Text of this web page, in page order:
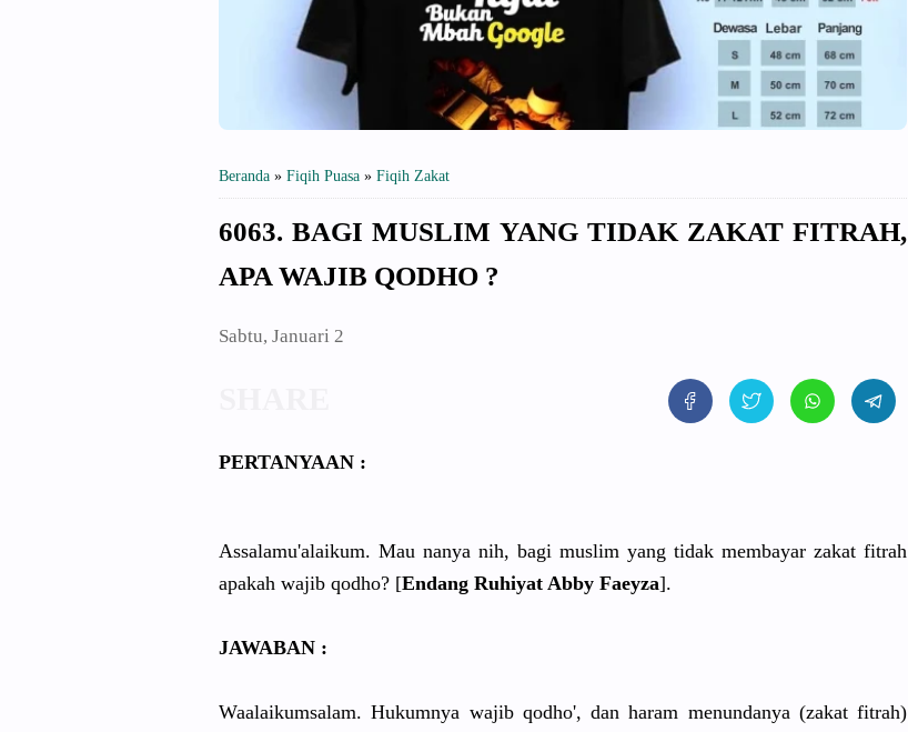
Beranda » Fiqih Puasa » Fiqih Zakat
6063. BAGI MUSLIM YANG TIDAK ZAKAT FITRAH,
APA WAJIB QODHO ?
Sabtu, Januari 2
PERTANYAAN :
Assalamu'alaikum. Mau nanya nih, bagi muslim yang tidak membayar zakat fitrah
apakah wajib qodho? [Endang Ruhiyat Abby Faeyza].
JAWABAN :
Waalaikumsalam. Hukumnya wajib qodho', dan haram menundanya (zakat fitrah)